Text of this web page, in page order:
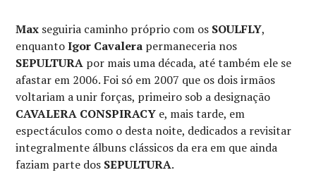
Max seguiria caminho próprio com os SOULFLY,
enquantoIgor Cavalera permaneceria nos
SEPULTURA por mais uma década, até também ele se
afastar em 2006. Foi só em 2007 que os dois irmãos
voltariam a unir forças, primeiro sob a designação
CAVALERA CONSPIRACY e, mais tarde, em
espectáculos como o desta noite, dedicados a revisitar
integralmente álbuns clássicos da era em que ainda
faziam parte dos SEPULTURA.